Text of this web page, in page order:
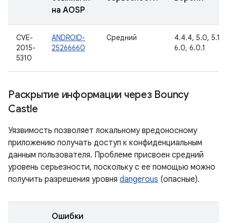
на AOSP
CVE-
2015-
5310
ANDROID-
25266660
Средний
4.4.4, 5.0, 5.1.1,
6.0, 6.0.1
Раскрытие информации через Bouncy
Castle
Уязвимость позволяет локальному вредоносному
приложению получать доступ к конфиденциальным
данным пользователя. Проблеме присвоен средний
уровень серьезности, поскольку с ее помощью можно
получить разрешения уровня dangerous (опасные).
Ошибки